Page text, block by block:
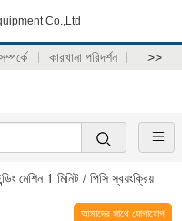
Co.,Ltd
কারখানা পরিদর্শন >>
মেশিন 1 মিনিট / পিসি স্বয়ংক্রিয়
আমাদের সাথে যোগাযোগ